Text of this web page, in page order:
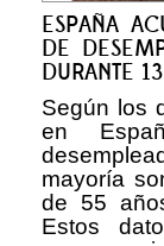
ESPAÑA
DE
DURANTE
Según los
en
mayoría
de 55
Estos